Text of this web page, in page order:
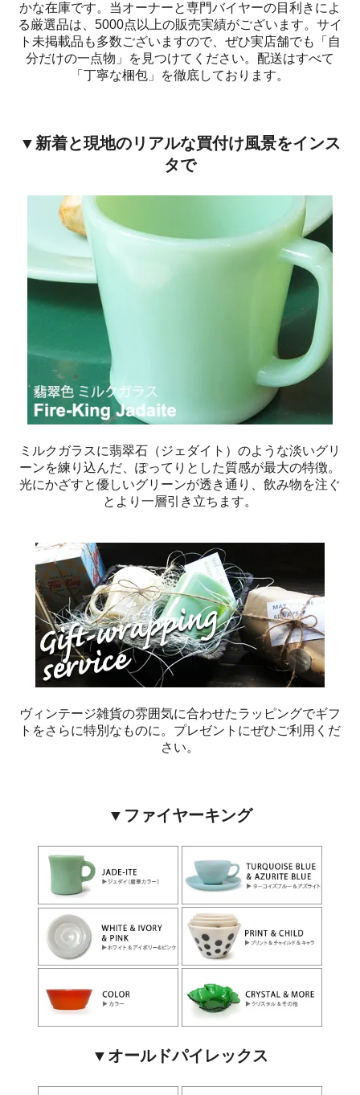
かな在庫です。当オーナーと専門バイヤーの目利きによ
る厳選品は、5000点以上の販売実績がございます。サイ
ト未掲載品も多数ございますので、ぜひ実店舗でも「自
分だけの一点物」を見つけてください。配送はすべて
「丁寧な梱包」を徹底しております。
▼新着と現地のリアルな買付け風景をインス
タで
ミルクガラスに翡翠石（ジェダイト）のような淡いグリ
ーンを練り込んだ、ぽってりとした質感が最大の特徴。
光にかざすと優しいグリーンが透き通り、飲み物を注ぐ
とより一層引き立ちます。
ヴィンテージ雑貨の雰囲気に合わせたラッピングでギフ
トをさらに特別なものに。プレゼントにぜひご利用くだ
さい。
▼ファイヤーキング
▼オールドパイレックス